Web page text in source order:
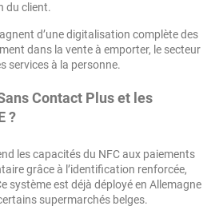
du client.
d’une digitalisation complète des
dans la vente à emporter, le secteur
services à la personne.
Contact Plus et les
?
les capacités du NFC aux paiements
grâce à l’identification renforcée,
système est déjà déployé en Allemagne
supermarchés belges.